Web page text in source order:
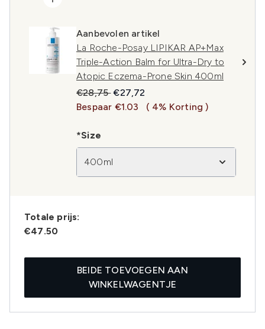
Aanbevolen artikel
La Roche-Posay LIPIKAR AP+Max
Triple-Action Balm for Ultra-Dry to
Atopic Eczema-Prone Skin 400ml
Recommended Retail Price:
€28,75Huidige prijs:
€27,72
Bespaar €1.03
( 4% Korting )
*Size
400ml
Totale prijs:
€47.50
BEIDE TOEVOEGEN AAN
WINKELWAGENTJE